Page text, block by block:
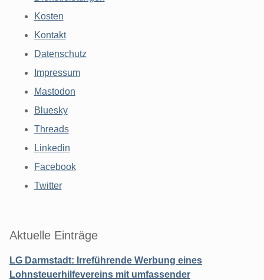
Kosten
Kontakt
Datenschutz
Impressum
Mastodon
Bluesky
Threads
Linkedin
Facebook
Twitter
Aktuelle Einträge
LG Darmstadt: Irreführende Werbung eines
Lohnsteuerhilfevereins mit umfassender